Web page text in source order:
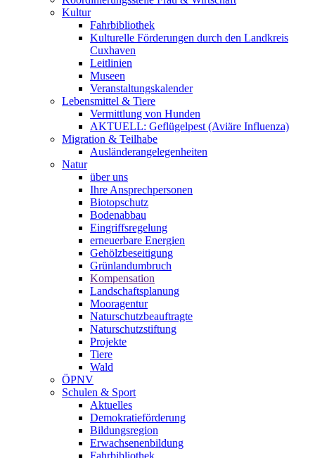
Kultur
Fahrbibliothek
Kulturelle Förderungen durch den Landkreis
Cuxhaven
Leitlinien
Museen
Veranstaltungskalender
Lebensmittel & Tiere
Vermittlung von Hunden
AKTUELL: Geflügelpest (Aviäre Influenza)
Migration & Teilhabe
Ausländerangelegenheiten
Natur
über uns
Ihre Ansprechpersonen
Biotopschutz
Bodenabbau
Eingriffsregelung
erneuerbare Energien
Gehölzbeseitigung
Grünlandumbruch
Kompensation
Landschaftsplanung
Mooragentur
Naturschutzbeauftragte
Naturschutzstiftung
Projekte
Tiere
Wald
ÖPNV
Schulen & Sport
Aktuelles
Demokratieförderung
Bildungsregion
Erwachsenenbildung
Fahrbibliothek